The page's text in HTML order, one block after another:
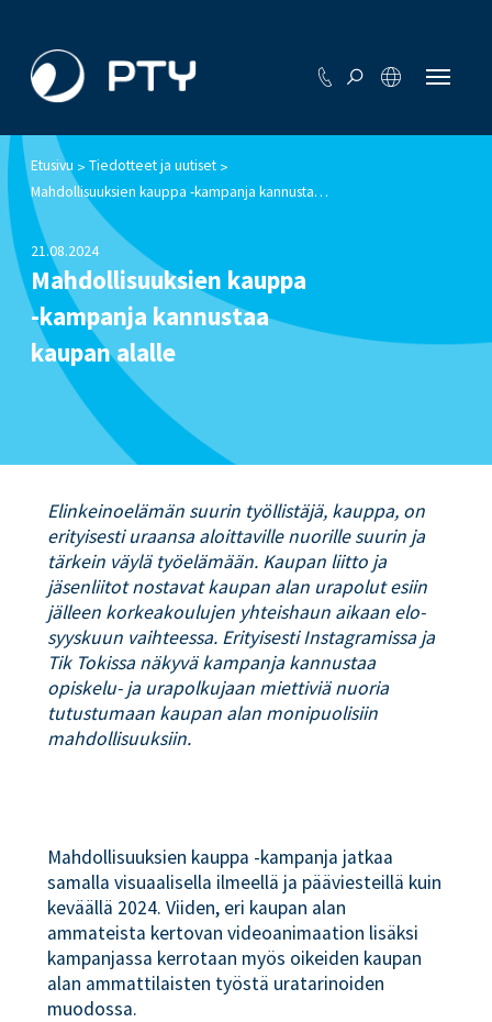
Etusivu > Tiedotteet ja uutiset >
Mahdollisuuksien kauppa -kampanja kannustaa kaupan alalle
21.08.2024
Mahdollisuuksien kauppa
-kampanja kannustaa
kaupan alalle
Elinkeinoelämän suurin työllistäjä, kauppa, on
erityisesti uraansa aloittaville nuorille suurin ja
tärkein väylä työelämään. Kaupan liitto ja
jäsenliitot nostavat kaupan alan urapolut esiin
jälleen korkeakoulujen yhteishaun aikaan elo-
syyskuun vaihteessa. Erityisesti Instagramissa ja
Tik Tokissa näkyvä kampanja kannustaa
opiskelu- ja urapolkujaan miettiviä nuoria
tutustumaan kaupan alan monipuolisiin
mahdollisuuksiin.
Mahdollisuuksien kauppa -kampanja jatkaa
samalla visuaalisella ilmeellä ja pääviesteillä kuin
keväällä 2024. Viiden, eri kaupan alan
ammateista kertovan videoanimaation lisäksi
kampanjassa kerrotaan myös oikeiden kaupan
alan ammattilaisten työstä uratarinoiden
muodossa.